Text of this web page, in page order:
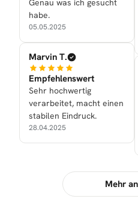
Genau was ich gesucht
habe.
05.05.2025
Marvin T.
Empfehlenswert
Sehr hochwertig
verarbeitet, macht einen
stabilen Eindruck.
28.04.2025
Mehr